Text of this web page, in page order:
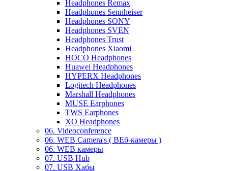
Headphones Remax
Headphones Sennheiser
Headphones SONY
Headphones SVEN
Headphones Trust
Headphones Xiaomi
HOCO Headphones
Huawei Headphones
HYPERX Headphones
Logitech Headphones
Marshall Headphones
MUSE Earphones
TWS Earphones
XO Headphones
06. Videoconference
06. WEB Camera's ( ВЕб-камеры )
06. WEB камеры
07. USB Hub
07. USB Хабы